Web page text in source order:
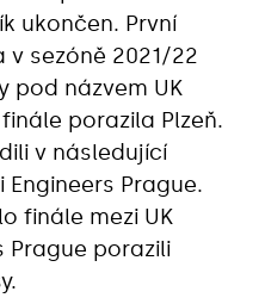
ukončen. První
sezóně 2021/22
pod názvem UK
porazila Plzeň.
v následující
Prague.
finále mezi UK
Prague porazili